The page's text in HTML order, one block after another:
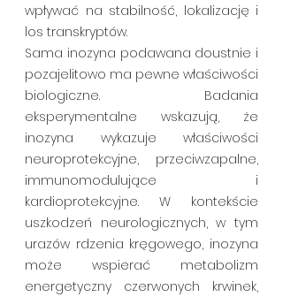
wpływać na stabilność, lokalizację i
los transkryptów.
Sama inozyna podawana doustnie i
pozajelitowo ma pewne właściwości
biologiczne. Badania
eksperymentalne wskazują, że
inozyna wykazuje właściwości
neuroprotekcyjne, przeciwzapalne,
immunomodulujące i
kardioprotekcyjne. W kontekście
uszkodzeń neurologicznych, w tym
urazów rdzenia kręgowego, inozyna
może wspierać metabolizm
energetyczny czerwonych krwinek,